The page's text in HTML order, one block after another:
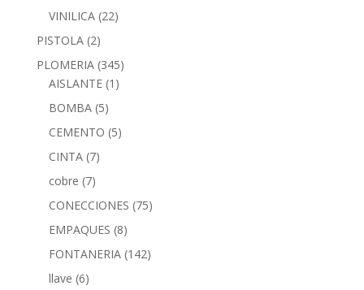
VINILICA (22)
PISTOLA (2)
PLOMERIA (345)
AISLANTE (1)
BOMBA (5)
CEMENTO (5)
CINTA (7)
cobre (7)
CONECCIONES (75)
EMPAQUES (8)
FONTANERIA (142)
llave (6)